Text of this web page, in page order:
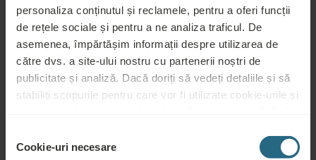
personaliza conținutul și reclamele, pentru a oferi funcții
de rețele sociale și pentru a ne analiza traficul. De
asemenea, împărtășim informații despre utilizarea de
către dvs. a site-ului nostru cu partenerii noștri de
publicitate și analiză. Dacă doriți să vedeți detaliile și să
stabiliți scopurile pentru care vor fi utilizate cookie-urile și
clienți, continuați cu butonul „Activați tot”.
consimțământului
Cookie-uri necesare
Întrebări
Ensana, sau de serviciile noastre. Pentru întrebări și răspunsuri legate de